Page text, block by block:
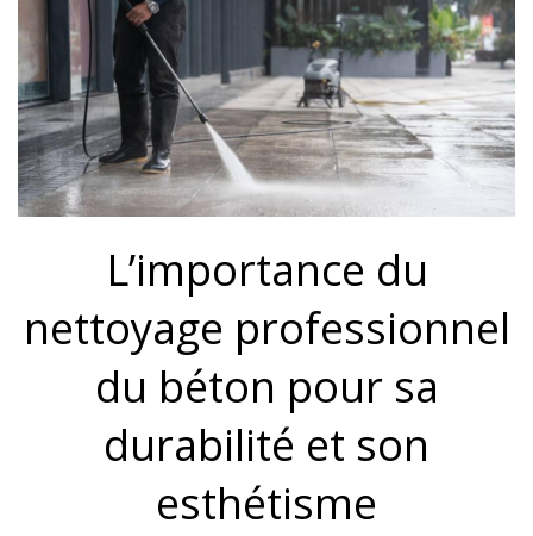
L’importance du
nettoyage professionnel
du béton pour sa
durabilité et son
esthétisme